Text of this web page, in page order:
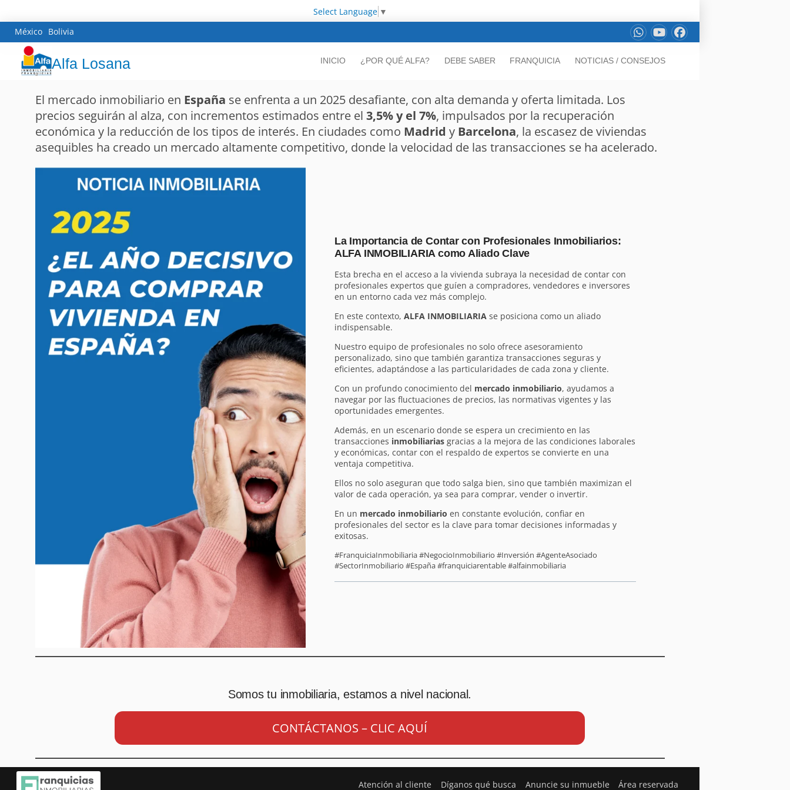
Select Language ▼
México Bolivia
Alfa Losana INICIO ¿POR QUÉ ALFA? DEBE SABER FRANQUICIA NOTICIAS / CONSEJOS
El mercado inmobiliario en España se enfrenta a un 2025 desafiante, con alta demanda y oferta limitada. Los
precios seguirán al alza, con incrementos estimados entre el 3,5% y el 7%, impulsados por la recuperación
económica y la reducción de los tipos de interés. En ciudades como Madrid y Barcelona, la escasez de viviendas
asequibles ha creado un mercado altamente competitivo, donde la velocidad de las transacciones se ha acelerado.
La Importancia de Contar con Profesionales Inmobiliarios:
ALFA INMOBILIARIA como Aliado Clave
Esta brecha en el acceso a la vivienda subraya la necesidad de contar con
profesionales expertos que guíen a compradores, vendedores e inversores
en un entorno cada vez más complejo.
En este contexto, ALFA INMOBILIARIA se posiciona como un aliado
indispensable.
Nuestro equipo de profesionales no solo ofrece asesoramiento
personalizado, sino que también garantiza transacciones seguras y
eficientes, adaptándose a las particularidades de cada zona y cliente.
Con un profundo conocimiento del mercado inmobiliario, ayudamos a
navegar por las fluctuaciones de precios, las normativas vigentes y las
oportunidades emergentes.
Además, en un escenario donde se espera un crecimiento en las
transacciones inmobiliariasgracias a la mejora de las condiciones laborales
y económicas, contar con el respaldo de expertos se convierte en una
ventaja competitiva.
Ellos no solo aseguran que todo salga bien, sino que también maximizan el
valor de cada operación, ya sea para comprar, vender o invertir.
En un mercado inmobiliario en constante evolución, confiar en
profesionales del sector es la clave para tomar decisiones informadas y
exitosas.
#FranquiciaInmobiliaria #NegocioInmobiliario #Inversión #AgenteAsociado
#SectorInmobiliario #España #franquiciarentable #alfainmobiliaria
Somos tu inmobiliaria, estamos a nivel nacional.
CONTÁCTANOS – CLIC AQUÍ
Atención al cliente Díganos qué busca Anuncie su inmueble Área reservada